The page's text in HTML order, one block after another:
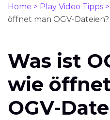
Home > Play Video Tipps >
öffnet man OGV-Dateien?
Was ist
wie
OGV-